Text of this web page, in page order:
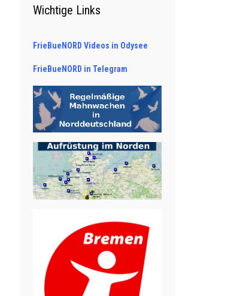
Wichtige Links
FrieBueNORD Videos in Odysee
FrieBueNORD in Telegram